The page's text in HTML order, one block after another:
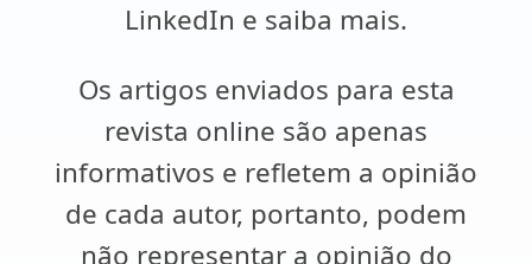
LinkedIn e saiba mais.
Os artigos enviados para esta
revista online são apenas
informativos e refletem a opinião
de cada autor, portanto, podem
não representar a opinião do